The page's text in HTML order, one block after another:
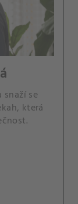
se
která